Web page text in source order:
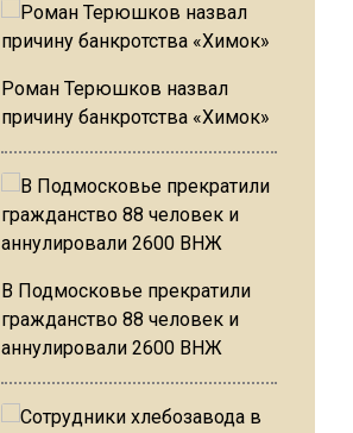
Роман Терюшков назвал
причину банкротства «Химок»
В Подмосковье прекратили
гражданство 88 человек и
аннулировали 2600 ВНЖ